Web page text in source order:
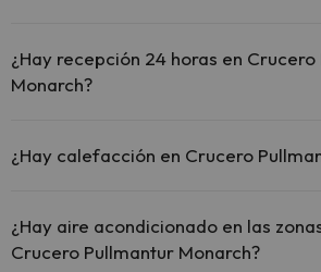
ser de pago) Aquí tienes más info sobre la
instalaciones.
¿Hay recepción 24 horas en
Monarch?
¿Hay calefacción en Crucero
comunes.
¿Hay aire acondicionado en las
Crucero Pullmantur Monarch?